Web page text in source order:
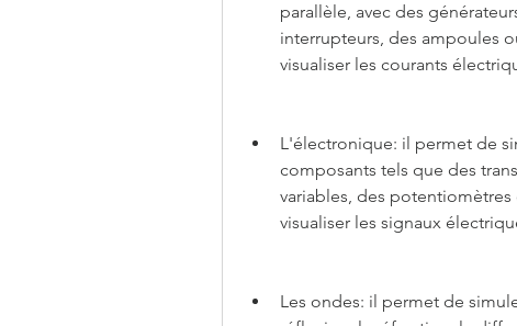
parallèle, avec des
interrupteurs, des ampoules
visualiser les courants
L'électronique: il permet de
composants tels que des
variables, des
visualiser les signaux
Les ondes: il permet de